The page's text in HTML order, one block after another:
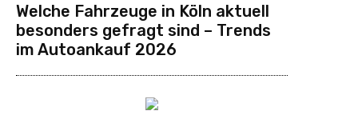
Welche Fahrzeuge in Köln aktuell
besonders gefragt sind – Trends
im Autoankauf 2026